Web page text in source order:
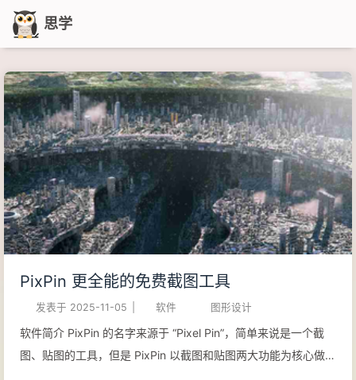
思学
PixPin 更全能的免费截图工具
发表于 2025-11-05 软件 图形设计
软件简介 PixPin 的名字来源于 “Pixel Pin”，简单来说是一个截
图、贴图的工具，但是 PixPin 以截图和贴图两大功能为核心做了